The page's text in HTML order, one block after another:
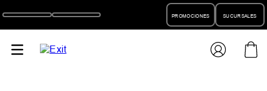
PROMOCIONES SUCURSALES